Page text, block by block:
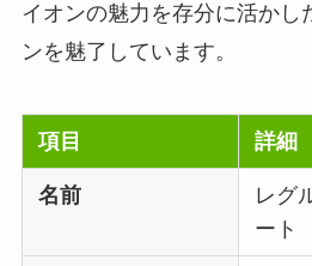
イオンの魅力を存分に活かし
ンを魅了しています。
項目 詳細
名前
レグ
ート